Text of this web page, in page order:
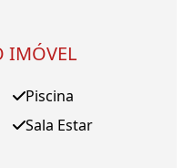
IMÓVEL
Piscina
Sala Estar